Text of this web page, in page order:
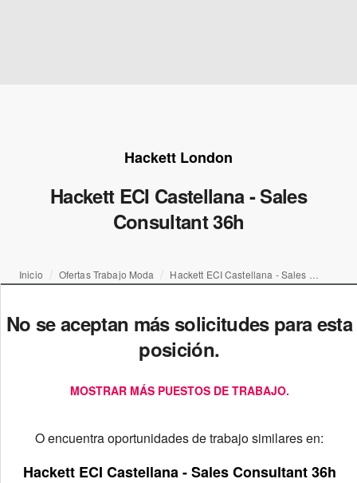
Hackett London
Hackett ECI Castellana - Sales
Consultant 36h
Inicio Ofertas Trabajo Moda
No se aceptan más solicitudes para esta
posición.
MOSTRAR MÁS PUESTOS DE TRABAJO.
O encuentra oportunidades de trabajo similares en:
Hackett ECI Castellana - Sales Consultant 36h